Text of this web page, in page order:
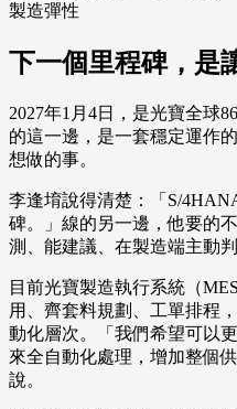
製造彈性
下一個里程碑，是
2027年1月4日，是光寶全球
的這一邊，是一套穩定運作
想做的事。
李逢堉說得清楚：「S/
碑。」線的另一邊，他要的
測、能建議、在製造端主動判
目前光寶製造執行系統（
用、齊套料規劃、工單排程
動化層次。「我們希望可以
來全自動化處理，增加整個
說。